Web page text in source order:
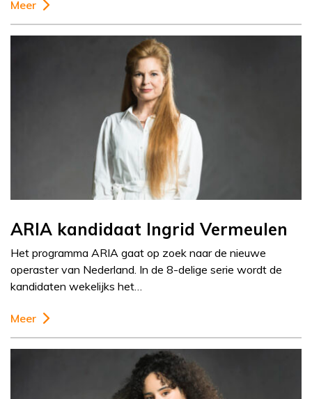
Meer
ARIA kandidaat Ingrid Vermeulen
Het programma ARIA gaat op zoek naar de nieuwe
operaster van Nederland. In de 8-delige serie wordt de
kandidaten wekelijks het…
Meer